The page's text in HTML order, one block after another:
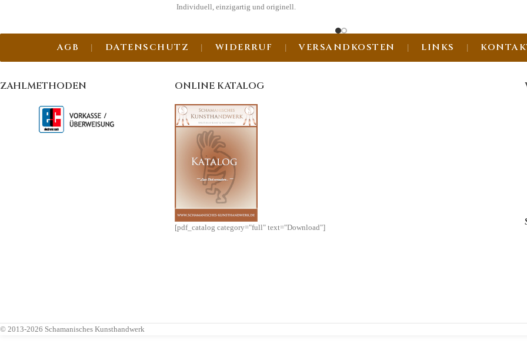
Individuell, einzigartig und originell.
AGB DATENSCHUTZ WIDERRUF VERSANDKOSTEN LINKS
ZAHLMETHODEN ONLINE KATALOG
[pdf_catalog category="full" text="Download"]
© 2013-2026 Schamanisches Kunsthandwerk